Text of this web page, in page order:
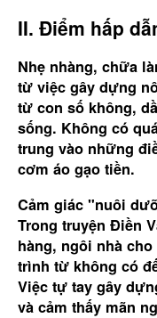
II. Điểm hấp
Nhẹ nhàng, chữa
từ việc gây dựng
từ con số không,
sống. Không có
trung vào những
cơm áo gạo tiền.
Cảm giác "nuôi
Trong truyện Điền
hàng, ngôi nhà
trình từ không có
Việc tự tay gây
và cảm thấy mãn